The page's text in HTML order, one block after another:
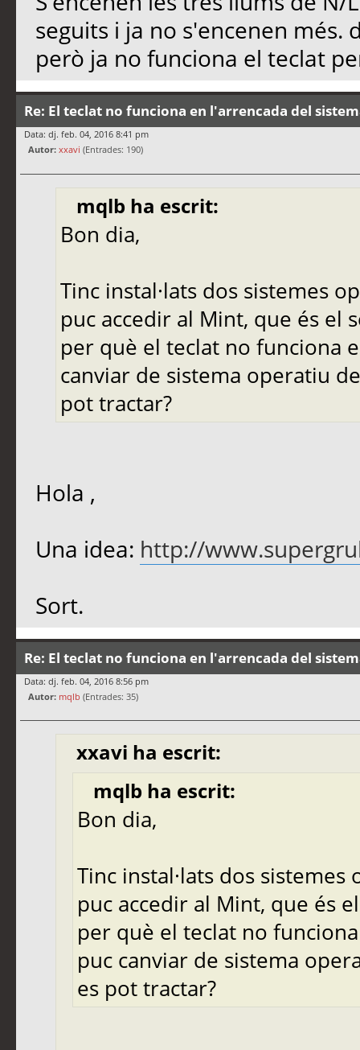
seguits i ja no s'encenen més.
però ja no funciona el teclat
Re: El teclat no funciona en l'arrencada del
Data: dj. feb. 04, 2016 8:41 pm
Autor: xxavi (Entrades: 190)
mqlb ha escrit:
Bon dia,
Tinc instal·lats dos sistemes
puc accedir al Mint, que és el
per què el teclat no funciona
canviar de sistema operatiu
pot tractar?
Hola ,
Una idea: http://
Sort.
Re: El teclat no funciona en l'arrencada del
Data: dj. feb. 04, 2016 8:56 pm
Autor: mqlb (Entrades: 35)
xxavi ha escrit:
mqlb ha escrit:
Bon dia,
Tinc instal·lats dos
puc accedir al Mint, que és
per què el teclat no
puc canviar de sistema
es pot tractar?